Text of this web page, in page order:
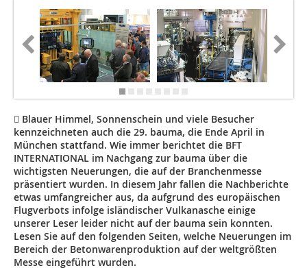
 Blauer Himmel, Sonnenschein und viele Besucher
kennzeichneten auch die 29. bauma, die Ende April in
München stattfand. Wie immer berichtet die BFT
INTERNATIONAL im Nachgang zur bauma über die
wichtigsten Neuerungen, die auf der Branchenmesse
präsentiert wurden. In diesem Jahr fallen die Nachberichte
etwas umfangreicher aus, da aufgrund des europäischen
Flugverbots infolge isländischer Vulkanasche einige
unserer Leser leider nicht auf der bauma sein konnten.
Lesen Sie auf den folgenden Seiten, welche Neuerungen im
Bereich der Betonwarenproduktion auf der weltgrößten
Messe eingeführt wurden.